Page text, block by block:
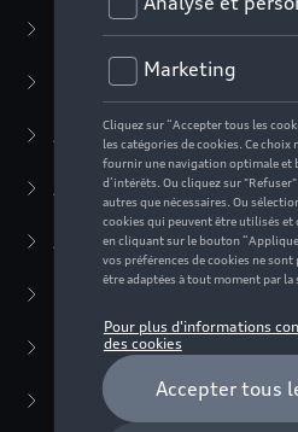
Business Collection(59)
Casual Collection (57)
Active Collection(30)
Audi Sport Collection(63)
ADUI collection(10)
Miniatures(22)
Dernière chance(5)